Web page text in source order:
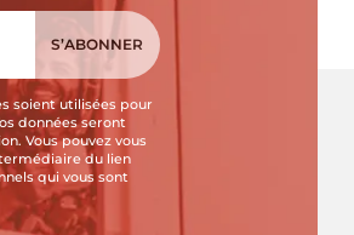
soient utilisées pour
données seront
Vous pouvez vous
du lien
qui vous sont